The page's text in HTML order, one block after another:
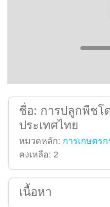
ชื่อ: การปลูกพืชโ
ประเทศไทย
หมวดหลัก: การเกษตร
คงเหลือ: 2
เนื้อหา